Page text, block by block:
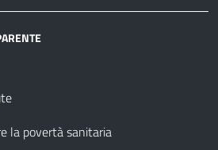
la povertà sanitaria